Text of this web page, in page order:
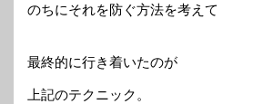
のちにそれを防ぐ方法を考えて
最終的に行き着いたのが
上記のテクニック。